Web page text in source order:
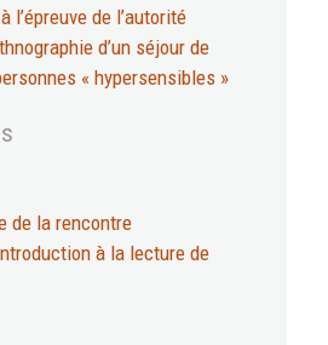
l’épreuve de l’autorité
d’un séjour de
« hypersensibles »
de la rencontre
à la lecture de